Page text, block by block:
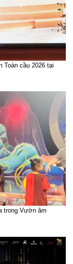
Toàn cầu 2026 tại
trong Vườn âm